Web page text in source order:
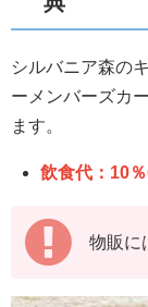
シルバニア森の
ーメンバーズカ
ます。
飲食代：10
物販に